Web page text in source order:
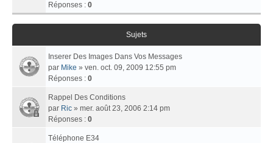
Réponses : 0
Sujets
Inserer Des Images Dans Vos Messages
par Mike » ven. oct. 09, 2009 12:55 pm
Réponses : 0
Rappel Des Conditions
par Ric » mer. août 23, 2006 2:14 pm
Réponses : 0
Téléphone E34